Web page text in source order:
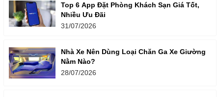
Top 6 App Đặt Phòng Khách Sạn Giá Tốt,
Nhiều Ưu Đãi
31/07/2026
Nhà Xe Nên Dùng Loại Chăn Ga Xe Giường
Nằm Nào?
28/07/2026